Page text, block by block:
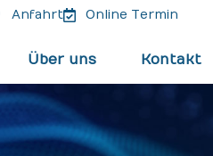
Anfahrt Online Termin
Über uns Kontakt